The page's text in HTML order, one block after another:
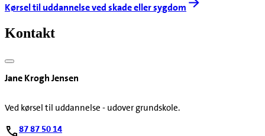
Kørsel til uddannelse ved skade eller sygdom
Kontakt
Jane Krogh Jensen
Ved kørsel til uddannelse - udover grundskole.
87 87 50 14